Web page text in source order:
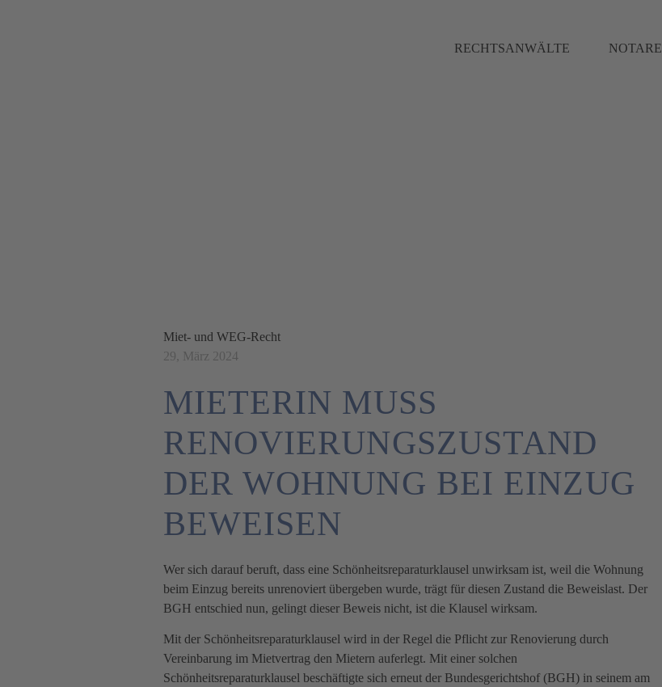
RECHTSANWÄLTE NOTARE
Miet- und WEG-Recht
29, März 2024
MIETERIN MUSS
RENOVIERUNGSZUSTAND
DER WOHNUNG BEI EINZUG
BEWEISEN
Wer sich darauf beruft, dass eine Schönheitsreparaturklausel unwirksam ist, weil die Wohnung
beim Einzug bereits unrenoviert übergeben wurde, trägt für diesen Zustand die Beweislast. Der
BGH entschied nun, gelingt dieser Beweis nicht, ist die Klausel wirksam.
Mit der Schönheitsreparaturklausel wird in der Regel die Pflicht zur Renovierung durch
Vereinbarung im Mietvertrag den Mietern auferlegt. Mit einer solchen
Schönheitsreparaturklausel beschäftigte sich erneut der Bundesgerichtshof (BGH) in seinem am